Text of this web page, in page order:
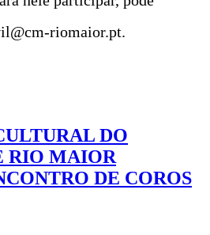
riomaior.pt.
DO
RIO MAIOR
DE COROS